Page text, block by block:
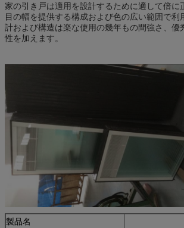
家の引き戸は適用を設計するために適して倍に
目の幅を提供する構成および色の広い範囲で利
計および構造は楽な使用の幾年もの間強さ、優
性を加えます。
製品名